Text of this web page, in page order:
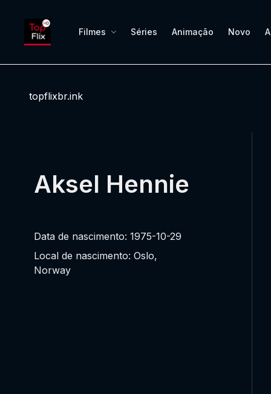
Filmes Séries Animação Novo
topflixbr.ink
Aksel Hennie
Data de nascimento: 1975-10-29
Local de nascimento: Oslo,
Norway